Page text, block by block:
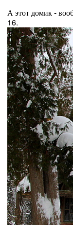
А этот домик -
16.